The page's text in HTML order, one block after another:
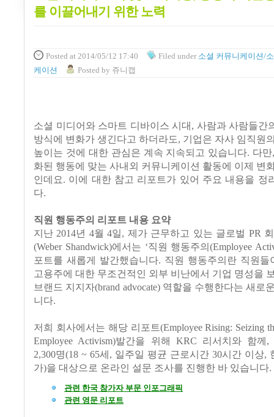
를 이끌어내기 위한 노력
Posted at 2014/05/12 17:40 Filed under 소셜 커뮤니케이션/
케이션
Posted by 쥬니캡
소셜 미디어와 스마트 디바이스 시대, 사람과 사람들간
방식에 변화가 생긴다고 하더라도, 기업은 자사 임직원
높이는 것에 대한 관심은 계속 지속되고 있습니다. 다
화된 행동에 맞는 사내외 커뮤니케이션 활동에 이제 변
인데요. 이에 대한 참고 리포트가 있어 주요 내용을 정
다.
직원 행동주의 리포트 내용 요약
지난 2014년 4월 4일, 제가 근무하고 있는 글로벌 PR
(Weber Shandwick)에서는 ‘직원 행동주의(Employee
포트를 새롭게 발간했습니다. 직원 행동주의란 직원
고용주에 대한 무조건적인 외부 비난에서 기업 명성을
브랜드 지지자(brand advocate) 역할을 수행한다는 새로
니다.
저희 회사에서는 해당 리포트(Employee Rising: Seizing
Employee Activism)발간을 위해 KRC 리서치와 함께
2,300명(18 ~ 65세, 일주일 평균 근로시간 30시간 이상,
가)을 대상으로 온라인 설문 조사를 진행한 바 있습니다.
관련 한국 참가자 부문 인포그래픽
관련 영문 리포트